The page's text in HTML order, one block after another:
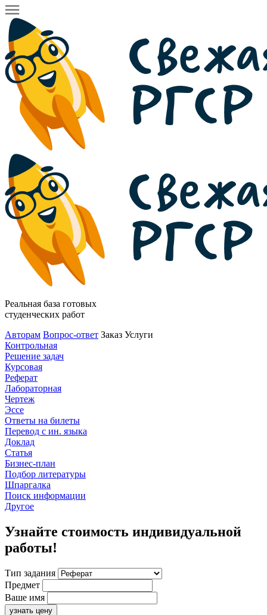
Реальная база готовых
студенческих работ
Авторам Вопрос-ответ Заказ Услуги
Контрольная
Решение задач
Курсовая
Реферат
Лабораторная
Чертеж
Эссе
Ответы на билеты
Перевод с ин. языка
Доклад
Статья
Бизнес-план
Подбор литературы
Шпаргалка
Поиск информации
Другое
Узнайте стоимость индивидуальной
работы!
Тип задания
Предмет
Ваше имя
узнать цену